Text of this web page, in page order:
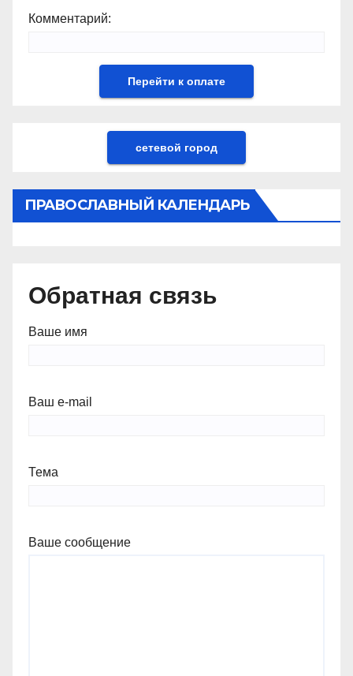
Комментарий:
сетевой город
ПРАВОСЛАВНЫЙ КАЛЕНДАРЬ
Обратная связь
Ваше имя
Ваш e-mail
Тема
Ваше сообщение